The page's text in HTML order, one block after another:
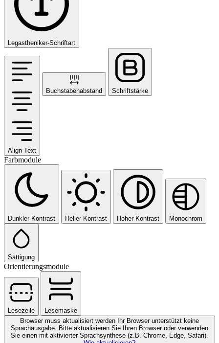
Legastheniker-Schriftart
Align Text
Buchstabenabstand Schriftstärke
Farbmodule
Dunkler Kontrast Heller Kontrast Hoher Kontrast Monochrom
Sättigung
Orientierungsmodule
Lesezeile
Lesemaske
Browser muss aktualisiert werden Ihr Browser unterstützt keine
Sprachausgabe. Bitte aktualisieren Sie Ihren Browser oder verwenden
Sie einen mit aktivierter Sprachsynthese (z.B. Chrome, Edge, Safari).